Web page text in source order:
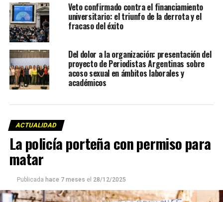
Veto confirmado contra el financiamiento
universitario: el triunfo de la derrota y el
fracaso del éxito
Del dolor a la organización: presentación del
proyecto de Periodistas Argentinas sobre
acoso sexual en ámbitos laborales y
académicos
ACTUALIDAD
La policía porteña con permiso para
matar
Publicada hace 7 meses el 28/12/2025